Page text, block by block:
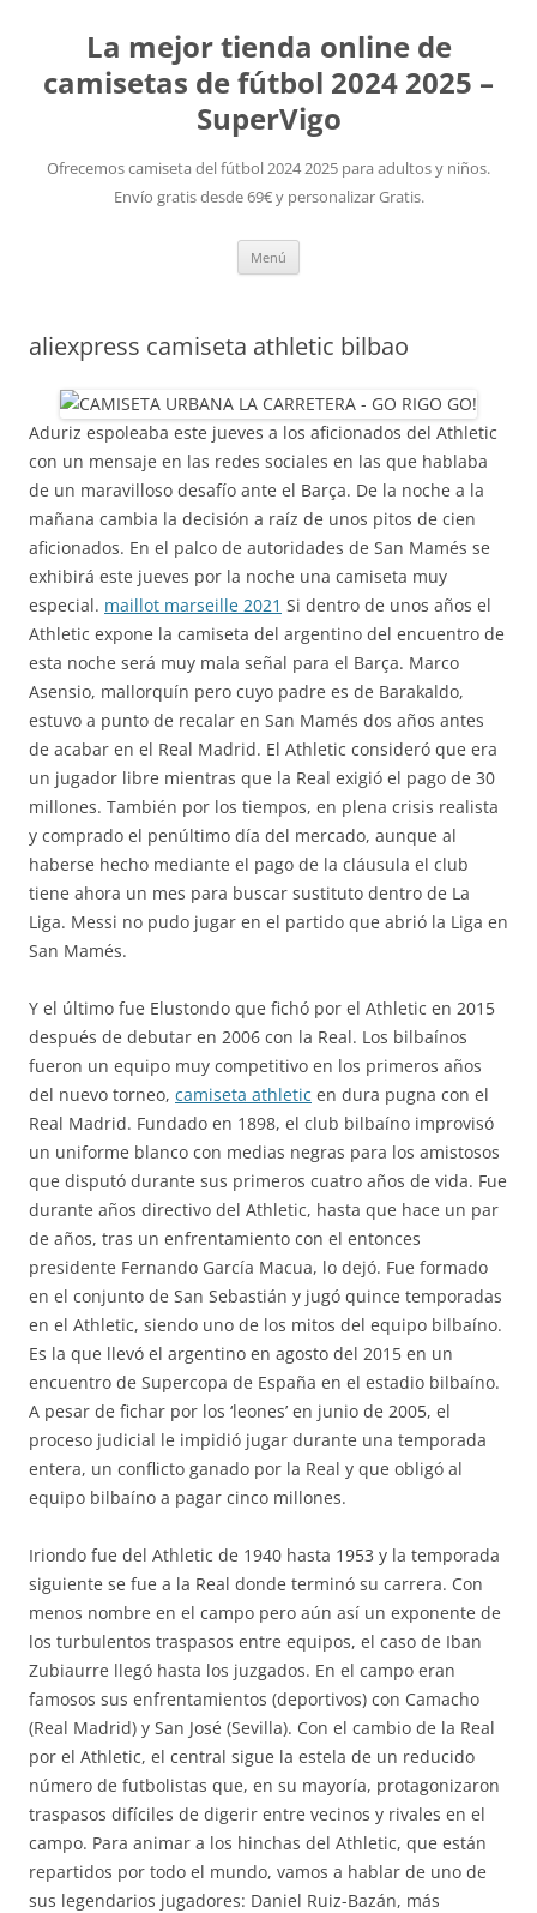
La mejor tienda online de
camisetas de fútbol 2024 2025 –
SuperVigo
Ofrecemos camiseta del fútbol 2024 2025 para adultos y niños.
Envío gratis desde 69€ y personalizar Gratis.
Menú
aliexpress camiseta athletic bilbao
Aduriz espoleaba este jueves a los aficionados del Athletic
con un mensaje en las redes sociales en las que hablaba
de un maravilloso desafío ante el Barça. De la noche a la
mañana cambia la decisión a raíz de unos pitos de cien
aficionados. En el palco de autoridades de San Mamés se
exhibirá este jueves por la noche una camiseta muy
especial. maillot marseille 2021 Si dentro de unos años el
Athletic expone la camiseta del argentino del encuentro de
esta noche será muy mala señal para el Barça. Marco
Asensio, mallorquín pero cuyo padre es de Barakaldo,
estuvo a punto de recalar en San Mamés dos años antes
de acabar en el Real Madrid. El Athletic consideró que era
un jugador libre mientras que la Real exigió el pago de 30
millones. También por los tiempos, en plena crisis realista
y comprado el penúltimo día del mercado, aunque al
haberse hecho mediante el pago de la cláusula el club
tiene ahora un mes para buscar sustituto dentro de La
Liga. Messi no pudo jugar en el partido que abrió la Liga en
San Mamés.
Y el último fue Elustondo que fichó por el Athletic en 2015
después de debutar en 2006 con la Real. Los bilbaínos
fueron un equipo muy competitivo en los primeros años
del nuevo torneo, camiseta athletic en dura pugna con el
Real Madrid. Fundado en 1898, el club bilbaíno improvisó
un uniforme blanco con medias negras para los amistosos
que disputó durante sus primeros cuatro años de vida. Fue
durante años directivo del Athletic, hasta que hace un par
de años, tras un enfrentamiento con el entonces
presidente Fernando García Macua, lo dejó. Fue formado
en el conjunto de San Sebastián y jugó quince temporadas
en el Athletic, siendo uno de los mitos del equipo bilbaíno.
Es la que llevó el argentino en agosto del 2015 en un
encuentro de Supercopa de España en el estadio bilbaíno.
A pesar de fichar por los ‘leones’ en junio de 2005, el
proceso judicial le impidió jugar durante una temporada
entera, un conflicto ganado por la Real y que obligó al
equipo bilbaíno a pagar cinco millones.
Iriondo fue del Athletic de 1940 hasta 1953 y la temporada
siguiente se fue a la Real donde terminó su carrera. Con
menos nombre en el campo pero aún así un exponente de
los turbulentos traspasos entre equipos, el caso de Iban
Zubiaurre llegó hasta los juzgados. En el campo eran
famosos sus enfrentamientos (deportivos) con Camacho
(Real Madrid) y San José (Sevilla). Con el cambio de la Real
por el Athletic, el central sigue la estela de un reducido
número de futbolistas que, en su mayoría, protagonizaron
traspasos difíciles de digerir entre vecinos y rivales en el
campo. Para animar a los hinchas del Athletic, que están
repartidos por todo el mundo, vamos a hablar de uno de
sus legendarios jugadores: Daniel Ruiz-Bazán, más